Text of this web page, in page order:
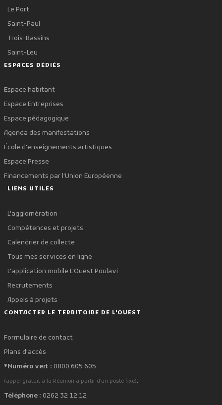
Le Port
Saint-Paul
Trois-Bassins
Saint-Leu
ESPACES DÉDIÉS
Espace habitant
Espace Entreprises
Espace pédagogique
Agenda des manifestations
École d'enseignements artistiques
Espace Presse
Financements par l'Union Européenne
LIENS UTILES
L'agglomération
Compétences et projets
Calendrier de collecte
Tous mes services en ligne
L'application mobile L'Ouest Poulavi
Recrutements
Appels à projets
CONTACTER LE TERRITOIRE DE L'OUEST
Formulaire de contact
Plans d'accès
*Numéro vert : 0800 605 605
(appel gratuit à la Réunion à partir d'un poste fixe).
Téléphone : 0262 32 12 12